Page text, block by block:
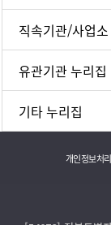
직속기관/사업
유관기관 누리집
기타 누리집
개인정보처